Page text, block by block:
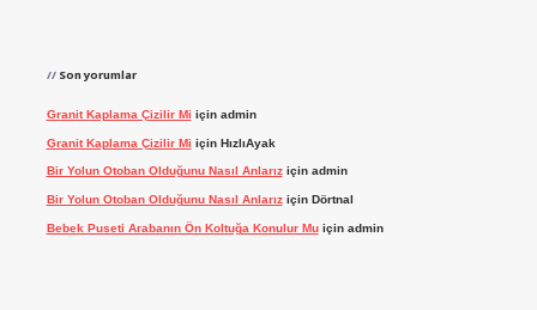
Son yorumlar
Granit Kaplama Çizilir Mi için admin
Granit Kaplama Çizilir Mi için HızlıAyak
Bir Yolun Otoban Olduğunu Nasıl Anlarıziçin admin
Bir Yolun Otoban Olduğunu Nasıl Anlarıziçin Dörtnal
Bebek Puseti Arabanın Ön Koltuğa Konulur Muiçin admin